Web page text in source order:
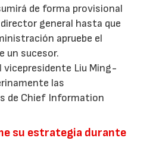
de forma provisional
general hasta que
apruebe el
un sucesor.
vicepresidente Liu Ming-
las
de Chief Information
su estrategia durante